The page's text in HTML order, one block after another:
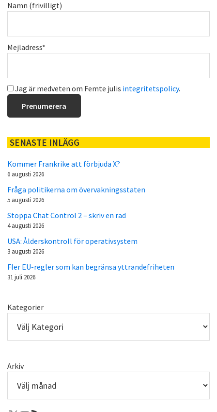
Namn (frivilligt)
Mejladress*
Jag är medveten om Femte julis integritetspolicy.
SENASTE INLÄGG
Kommer Frankrike att förbjuda X?
6 augusti 2026
Fråga politikerna om övervakningsstaten
5 augusti 2026
Stoppa Chat Control 2 – skriv en rad
4 augusti 2026
USA: Ålderskontroll för operativsystem
3 augusti 2026
Fler EU-regler som kan begränsa yttrandefriheten
31 juli 2026
Kategorier
Arkiv